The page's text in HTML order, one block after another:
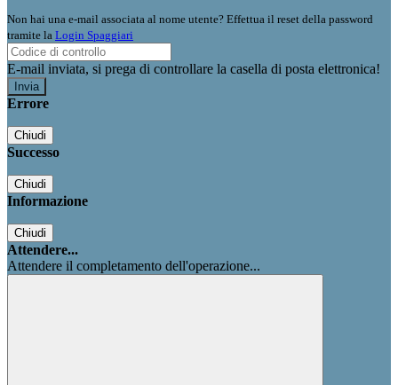
Non hai una e-mail associata al nome utente? Effettua il reset della password
tramite la Login Spaggiari
E-mail inviata, si prega di controllare la casella di posta elettronica!
Errore
Chiudi
Successo
Chiudi
Informazione
Chiudi
Attendere...
Attendere il completamento dell'operazione...